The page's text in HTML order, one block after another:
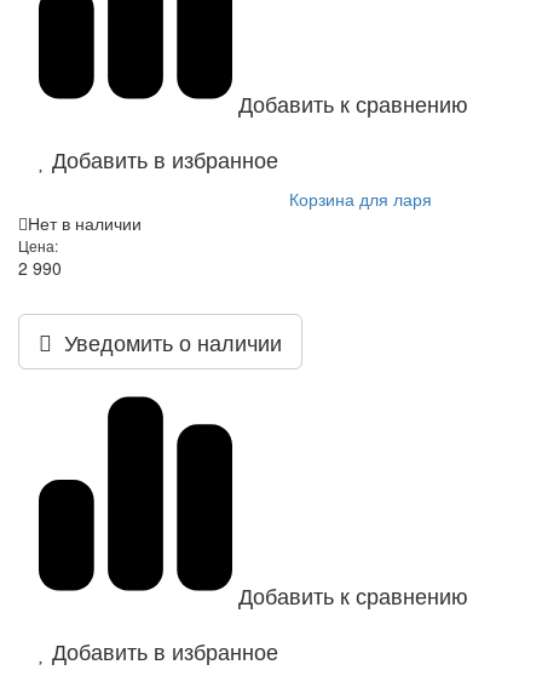
Добавить к сравнению
Добавить в избранное
Корзина для ларя
Нет в наличии
Цена:
2 990
Уведомить о наличии
Добавить к сравнению
Добавить в избранное